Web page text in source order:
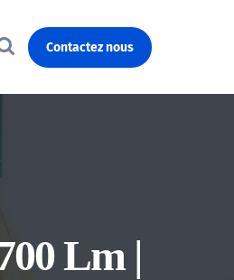
Contactez nous
Lm |